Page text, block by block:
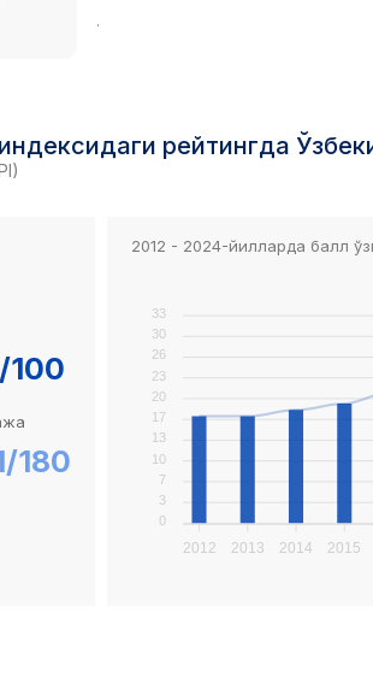
.
индексидаги рейтингда
100
180
2012 - 2024-йилларда балл
33
30
26
23
20
17
13
10
7
3
0
2012 2013 2014 2015